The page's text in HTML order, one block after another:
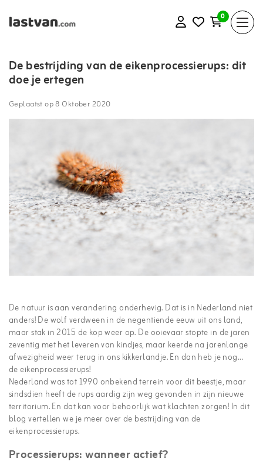
0
De bestrijding van de eikenprocessierups: dit
doe je ertegen
Geplaatst op8 Oktober 2020
De natuur is aan verandering onderhevig. Dat is in Nederland niet
anders! De wolf verdween in de negentiende eeuw uit ons land,
maar stak in 2015 de kop weer op. De ooievaar stopte in de jaren
zeventig met het leveren van kindjes, maar keerde na jarenlange
afwezigheid weer terug in ons kikkerlandje. En dan heb je nog…
de eikenprocessierups!
Nederland was tot 1990 onbekend terrein voor dit beestje, maar
sindsdien heeft de rups aardig zijn weg gevonden in zijn nieuwe
territorium. En dat kan voor behoorlijk wat klachten zorgen! In dit
blog vertellen we je meer over de bestrijding van de
eikenprocessierups.
Processierups: wanneer actief?